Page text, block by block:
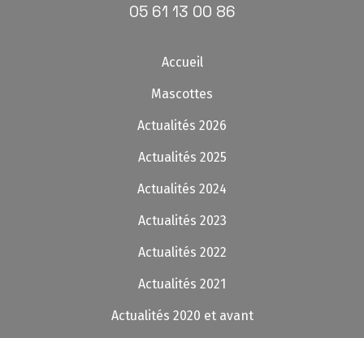
05 61 13 00 86
Accueil
Mascottes
Actualités 2026
Actualités 2025
Actualités 2024
Actualités 2023
Actualités 2022
Actualités 2021
Actualités 2020 et avant